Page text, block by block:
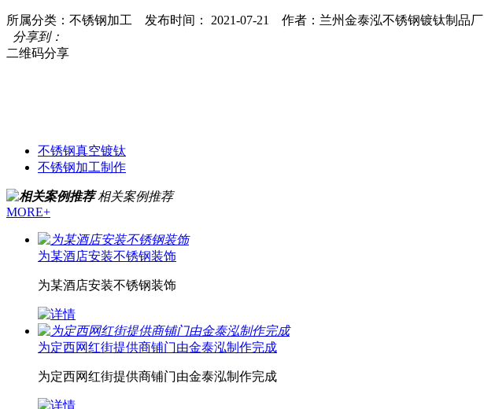
所属分类：不锈钢加工 发布时间： 2021-07-21 作者：兰州金泰泓不锈钢镀钛制品厂
分享到：
二维码分享
不锈钢真空镀钛
不锈钢加工制作
相关案例推荐
MORE+
为某酒店安装不锈钢装饰
为某酒店安装不锈钢装饰
为定西网红街提供商铺门由金泰泓制作完成
为定西网红街提供商铺门由金泰泓制作完成